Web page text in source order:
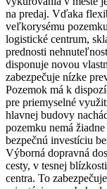
na predaj. Vďaka
veľkorysému
logistické centrum,
prednosti
disponuje novou
zabezpečuje nízke
Pozemok má k
pre priemyselné
hlavnej budovy
pozemku nemá
bezpečnú investíciu
Výborná dopravná
cesty, v tesnej
centra. To